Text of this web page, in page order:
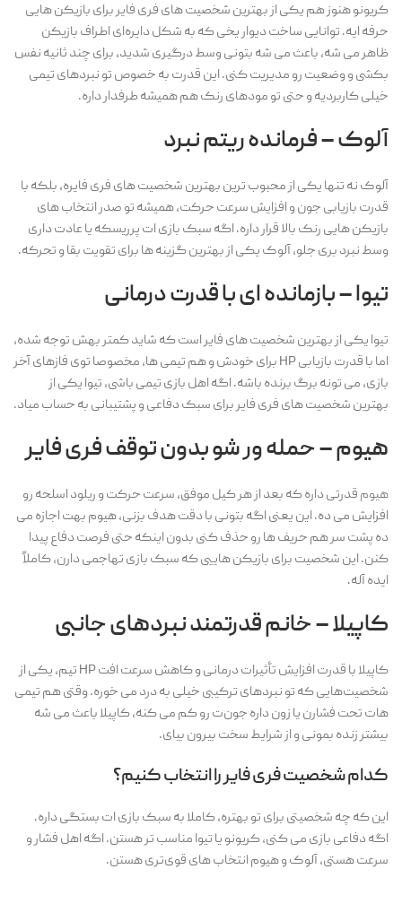
کریونو هنوز هم یکی از بهترین شخصیت های فری فایر برای بازیکن هایی
حرفه ایه. توانایی ساخت دیوار یخی که به شکل دایره‌ای اطراف بازیکن
ظاهر می شه، باعث می شه بتونی وسط درگیری شدید، برای چند ثانیه نفس
بکشی و وضعیت رو مدیریت کنی. این قدرت به خصوص تو نبردهای تیمی
خیلی کاربردیه و حتی تو مودهای رنک هم همیشه طرفدار داره.
آلوک – فرمانده ریتم نبرد
آلوک نه تنها یکی از محبوب ترین بهترین شخصیت های فری فایره، بلکه با
قدرت بازیابی جون و افزایش سرعت حرکت، همیشه تو صدر انتخاب های
بازیکن هایی رنک بالا قرار داره. اگه سبک بازی ات پرریسکه یا عادت داری
وسط نبرد بری جلو، آلوک یکی از بهترین گزینه ها برای تقویت بقا و تحرکه.
تیوا – بازمانده ای با قدرت درمانی
تیوا یکی از بهترین شخصیت های فایر است که شاید کمتر بهش توجه شده،
اما با قدرت بازیابی HP برای خودش و هم تیمی ها، مخصوصا توی فازهای آخر
بازی، می تونه برگ برنده باشه. اگه اهل بازی تیمی باشی، تیوا یکی از
بهترین شخصیت های فری فایر برای سبک دفاعی و پشتیبانی به حساب میاد.
هیوم – حمله ور شو بدون توقف فری فایر
هیومقدرتی داره که بعد از هر کیل موفق، سرعت حرکت و ریلود اسلحه رو
افزایش می ده. این یعنی اگه بتونی با دقت هدف بزنی، هیوم بهت اجازه می
ده پشت سر هم حریف ها رو حذف کنی بدون اینکه حتی فرصت دفاع پیدا
کنن. این شخصیت برای بازیکن هاییی که سبک بازی تهاجمی دارن، کاملاً
ایده آله.
کاپیلا – خانم قدرتمند نبردهای جانبی
کاپیلا با قدرت افزایش تأثیرات درمانی و کاهش سرعت افت HP تیم، یکی از
شخصیت‌هایی‌ که تو نبردهای ترکیبی خیلی به درد می خوره. وقتی هم تیمی
هات تحت فشارن یا زون داره جون‌ت رو کم می کنه، کاپیلا باعث می شه
بیشتر زنده بمونی و از شرایط سخت بیرون بیای.
کدام شخصیت فری فایر را انتخاب کنیم؟
این که چه شخصیتی برای تو بهتره، کاملا به سبک بازی ات بستگی داره.
اگه دفاعی بازی می کنی، کریونو یا تیوا مناسب تر هستن. اگه اهل فشار و
سرعت هستی، آلوک و هیوم انتخاب های قوی‌تری هستن.